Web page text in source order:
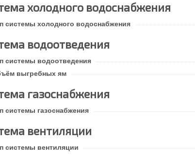
холодного водоснабжения
системы холодного водоснабжения
водоотведения
системы водоотведения
выгребных ям
газоснабжения
системы газоснабжения
вентиляции
системы вентиляции